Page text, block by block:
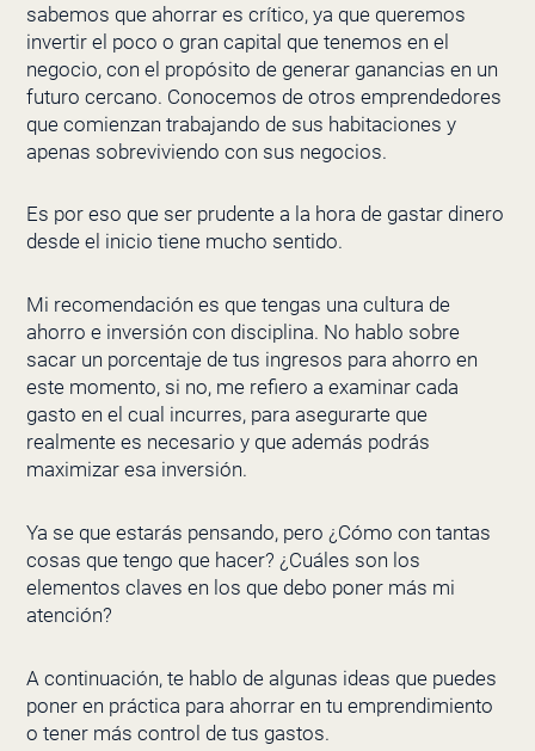
sabemos que ahorrar es crítico, ya que queremos
invertir el poco o gran capital que tenemos en el
negocio, con el propósito de generar ganancias en un
futuro cercano. Conocemos de otros emprendedores
que comienzan trabajando de sus habitaciones y
apenas sobreviviendo con sus negocios.
Es por eso que ser prudente a la hora de gastar dinero
desde el inicio tiene mucho sentido.
Mi recomendación es que tengas una cultura de
ahorro e inversión con disciplina. No hablo sobre
sacar un porcentaje de tus ingresos para ahorro en
este momento, si no, me refiero a examinar cada
gasto en el cual incurres, para asegurarte que
realmente es necesario y que además podrás
maximizar esa inversión.
Ya se que estarás pensando, pero ¿Cómo con tantas
cosas que tengo que hacer? ¿Cuáles son los
elementos claves en los que debo poner más mi
atención?
A continuación, te hablo de algunas ideas que puedes
poner en práctica para ahorrar en tu emprendimiento
o tener más control de tus gastos.